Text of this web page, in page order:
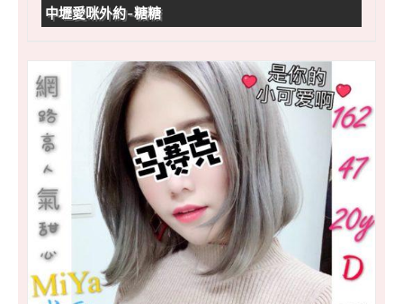
中壢愛咪外約-糖糖